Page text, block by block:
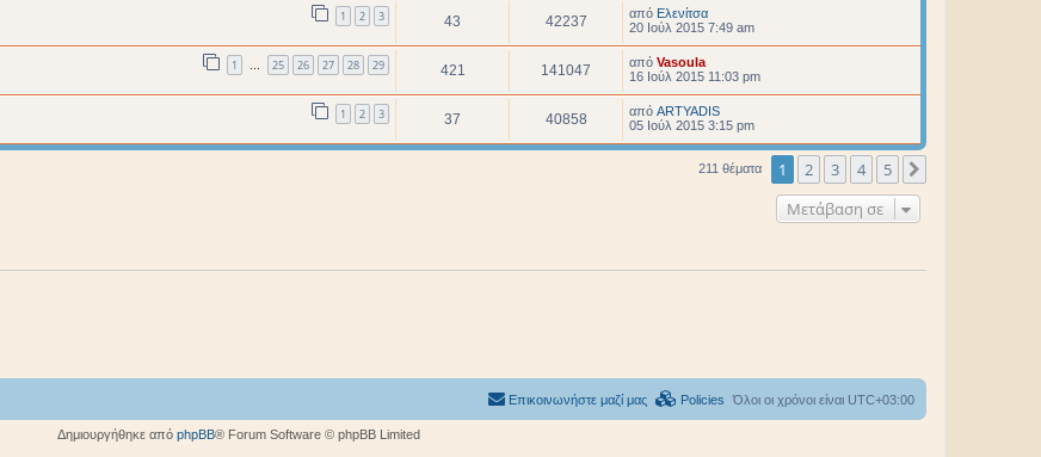
1 2 3 43 42237 από Ελενίτσα
20 Ιούλ 2015 7:49 am
1 … 25 26 27 28 29 421 141047 από Vasoula
16 Ιούλ 2015 11:03 pm
1 2 3 37 40858 από ARTYADIS
05 Ιούλ 2015 3:15 pm
211 θέματα 1 2 3 4 5
Μετάβαση σε
Όλοι οι χρόνοι είναι UTC+03:00
Policies
Επικοινωνήστε μαζί μας
Δημιουργήθηκε από phpBB® Forum Software © phpBB Limited